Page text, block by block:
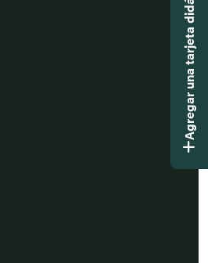
Agregar una tarjeta didáctica